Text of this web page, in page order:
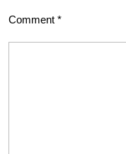
Comment *